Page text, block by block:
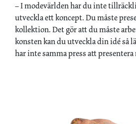
– I modevärlden har du inte
utveckla ett koncept. Du måste
kollektion. Det gör att du måste
konsten kan du utveckla din idé så
har inte samma press att presentera